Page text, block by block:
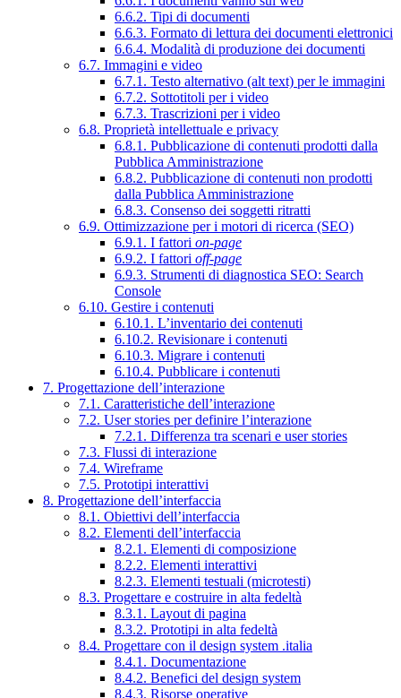
6.6.2. Tipi di documenti
6.6.3. Formato di lettura dei documenti elettronici
6.6.4. Modalità di produzione dei documenti
6.7. Immagini e video
6.7.1. Testo alternativo (alt text) per le immagini
6.7.2. Sottotitoli per i video
6.7.3. Trascrizioni per i video
6.8. Proprietà intellettuale e privacy
6.8.1. Pubblicazione di contenuti prodotti dalla
Pubblica Amministrazione
6.8.2. Pubblicazione di contenuti non prodotti
dalla Pubblica Amministrazione
6.8.3. Consenso dei soggetti ritratti
6.9. Ottimizzazione per i motori di ricerca (SEO)
6.9.1. I fattori on-page
6.9.2. I fattori off-page
6.9.3. Strumenti di diagnostica SEO: Search
Console
6.10. Gestire i contenuti
6.10.1. L’inventario dei contenuti
6.10.2. Revisionare i contenuti
6.10.3. Migrare i contenuti
6.10.4. Pubblicare i contenuti
7. Progettazione dell’interazione
7.1. Caratteristiche dell’interazione
7.2. User stories per definire l’interazione
7.2.1. Differenza tra scenari e user stories
7.3. Flussi di interazione
7.4. Wireframe
7.5. Prototipi interattivi
8. Progettazione dell’interfaccia
8.1. Obiettivi dell’interfaccia
8.2. Elementi dell’interfaccia
8.2.1. Elementi di composizione
8.2.2. Elementi interattivi
8.2.3. Elementi testuali (microtesti)
8.3. Progettare e costruire in alta fedeltà
8.3.1. Layout di pagina
8.3.2. Prototipi in alta fedeltà
8.4. Progettare con il design system .italia
8.4.1. Documentazione
8.4.2. Benefici del design system
8.4.3. Risorse operative